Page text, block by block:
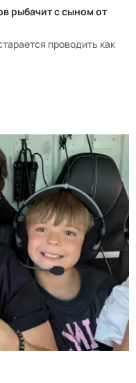
рыбачит с сыном от
проводить как